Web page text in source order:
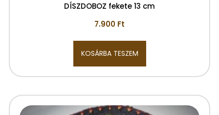
DÍSZDOBOZ fekete 13 cm
7.900 Ft
KOSÁRBA TESZEM